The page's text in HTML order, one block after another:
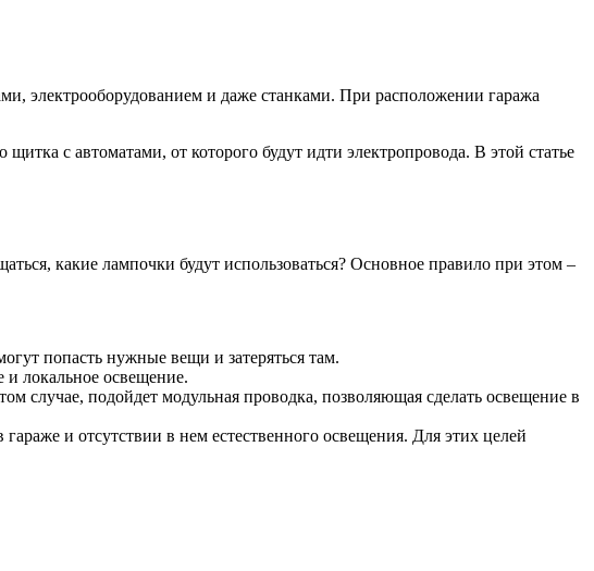
электрооборудованием и даже станками. При расположении гаража
с автоматами, от которого будут идти электропровода. В этой статье
какие лампочки будут использоваться? Основное правило при этом –
попасть нужные вещи и затеряться там.
и локальное освещение.
случае, подойдет модульная проводка, позволяющая сделать освещение в
и отсутствии в нем естественного освещения. Для этих целей